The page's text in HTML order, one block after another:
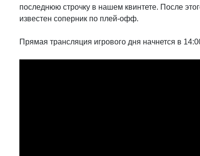
последнюю строчку в нашем квинтете. После
известен соперник по плей-офф.
Прямая трансляция игрового дня начнется в